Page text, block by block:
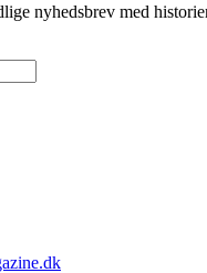
nyhedsbrev med